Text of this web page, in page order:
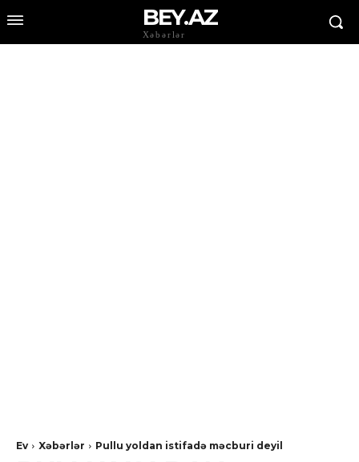
BEY.AZ
Xəbərlər
Ev Xəbərlər Pullu yoldan istifadə məcburi deyil